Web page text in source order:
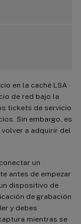
en la caché LSA
de red bajo la
tickets de servicio
Sin embargo, es
a adquirir del
un
antes de empezar
dispositivo de
de grabación
y debes
mientras se